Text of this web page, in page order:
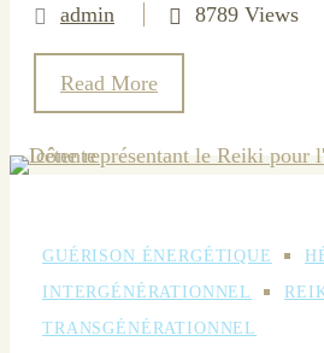
admin 8789 Views
Read More
GUÉRISON ÉNERGÉTIQUE
INTERGÉNÉRATIONNEL
TRANSGÉNÉRATIONNEL